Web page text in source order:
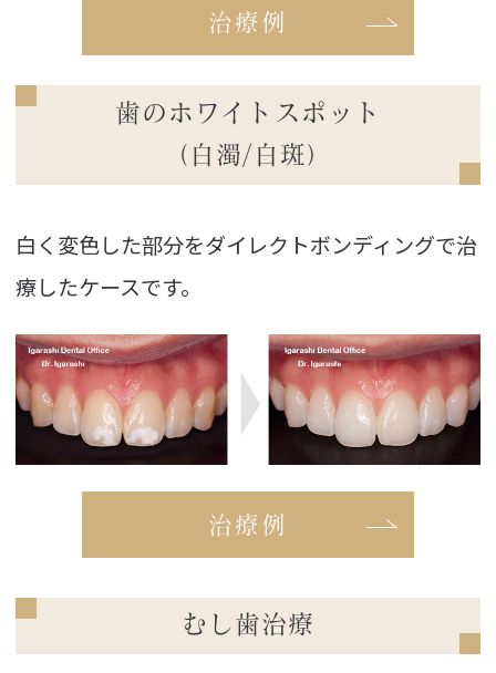
治療例
歯のホワイトスポット
（白濁/白斑）
白く変色した部分をダイレクトボンディングで治
療したケースです。
治療例
むし歯治療